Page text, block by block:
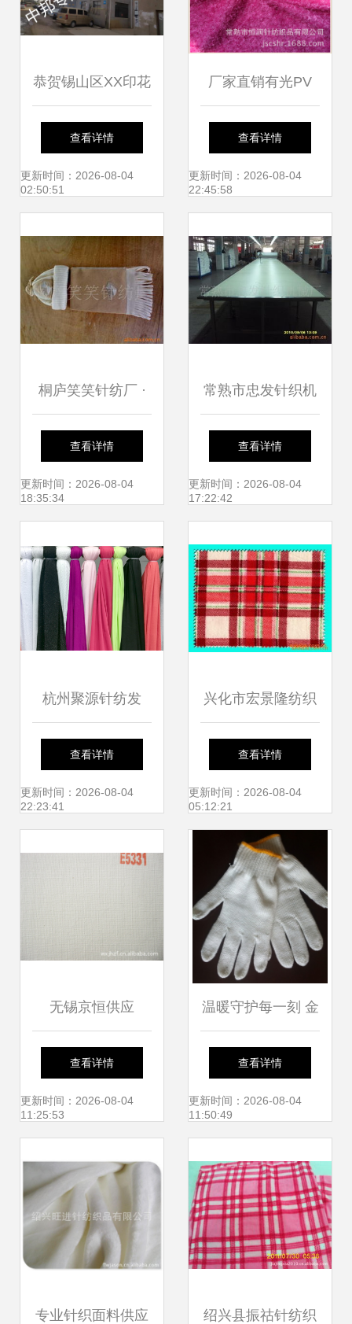
恭贺锡山区XX印花
厂2022年8月顺利
通过SEDEX验厂
查看详情
更新时间：2026-08-04
02:50:51
厂家直销有光PV
绒、无光PV绒与半
光PV绒 品质保
查看详情
更新时间：2026-08-04
22:45:58
桐庐笑笑针纺厂 ·
围巾帽子手套套件
产品列表 & 针纺织
查看详情
更新时间：2026-08-04
18:35:34
常熟市忠发针织机
械厂 匠心织造针纺
织品新未来
查看详情
更新时间：2026-08-04
17:22:42
杭州聚源针纺发
布‘Transit’新型面
料，引领针纺织品
查看详情
更新时间：2026-08-04
22:23:41
兴化市宏景隆纺织
品——针织面料产
品列表指南
查看详情
更新时间：2026-08-04
05:12:21
无锡京恒供应
E5331油画布 品质
与批量服务的双重
查看详情
更新时间：2026-08-04
11:25:53
温暖守护每一刻 金
凤飞劳保手套的匠
心工艺与手部防护
查看详情
更新时间：2026-08-04
11:50:49
专业针织面料供应 绍兴县振祜针纺织